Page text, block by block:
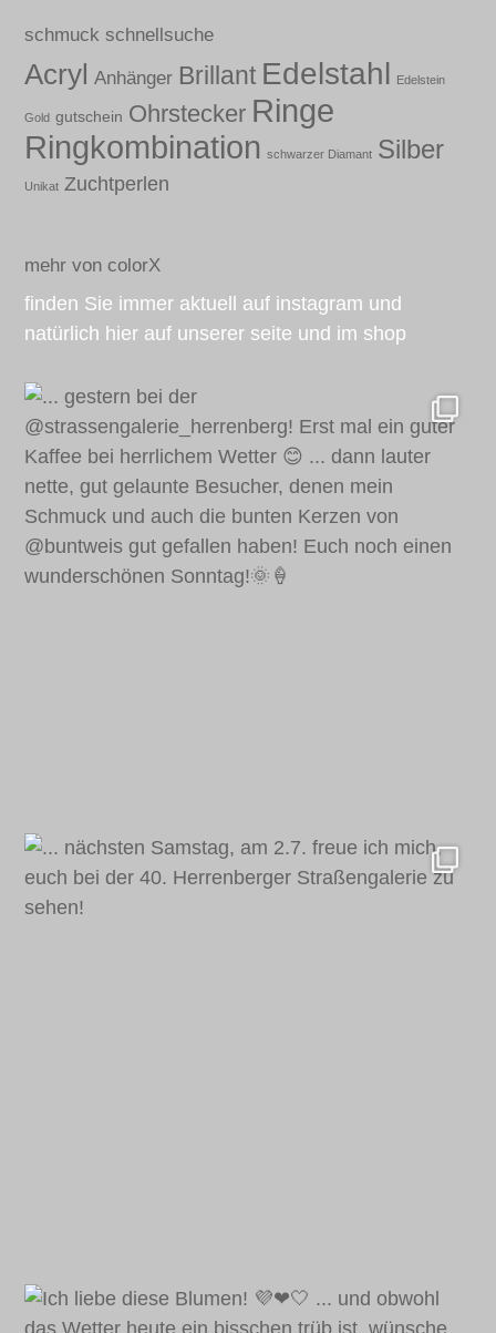
schmuck schnellsuche
Acryl Anhänger Brillant Edelstahl Edelstein
Gold gutschein Ohrstecker Ringe
Ringkombination schwarzer Diamant Silber
Unikat Zuchtperlen
mehr von colorX
finden Sie immer aktuell auf instagram und
natürlich hier auf unserer seite und im shop